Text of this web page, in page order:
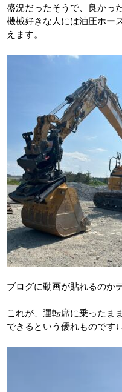
盛況だったそうで、良かっ
機械好きな人には油圧ホー
えます。
ブログに動画が貼れるのか
これが、運転席に乗ったま
できるという優れものです